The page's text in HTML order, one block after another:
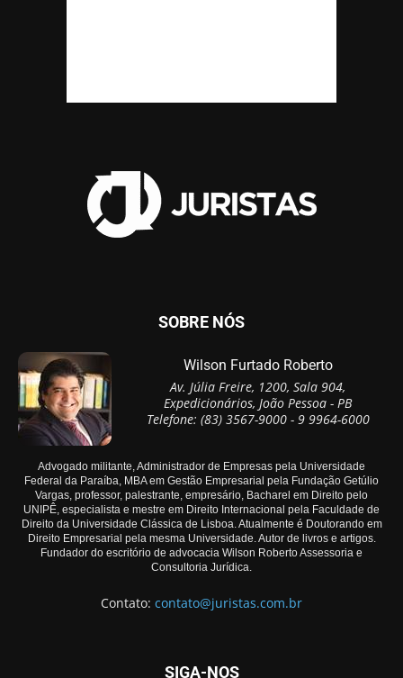
SOBRE NÓS
Wilson Furtado Roberto
Av. Júlia Freire, 1200, Sala 904,
Expedicionários, João Pessoa - PB
Telefone: (83) 3567-9000 - 9 9964-6000
Advogado militante, Administrador de Empresas pela Universidade
Federal da Paraíba, MBA em Gestão Empresarial pela Fundação Getúlio
Vargas, professor, palestrante, empresário, Bacharel em Direito pelo
UNIPÊ, especialista e mestre em Direito Internacional pela Faculdade de
Direito da Universidade Clássica de Lisboa. Atualmente é Doutorando em
Direito Empresarial pela mesma Universidade. Autor de livros e artigos.
Fundador do escritório de advocacia Wilson Roberto Assessoria e
Consultoria Jurídica.
Contato: contato@juristas.com.br
SIGA-NOS